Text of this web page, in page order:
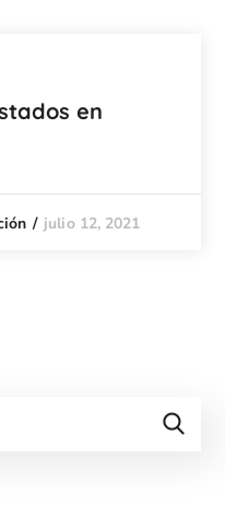
en
julio 12, 2021